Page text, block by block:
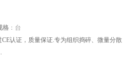
格：台
认证，质量保证.专为组织捣碎、微量分散